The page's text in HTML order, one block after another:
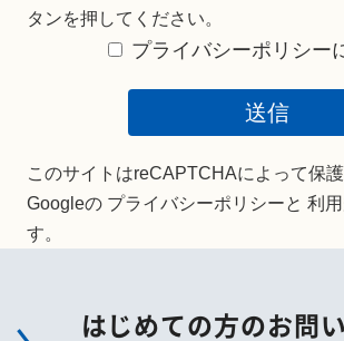
タンを押してください。
プライバシーポリシー
このサイトはreCAPTCHAによって保護
Googleの プライバシーポリシーと 利
す。
はじめての方のお問